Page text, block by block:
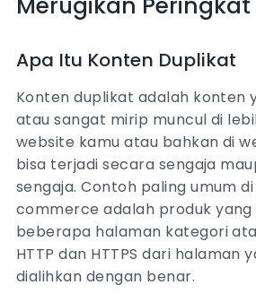
Apa Itu Konten Duplikat
Konten duplikat adalah konten
atau sangat mirip muncul di
website kamu atau bahkan di
bisa terjadi secara sengaja
sengaja. Contoh paling umum
commerce adalah produk yang
beberapa halaman kategori
HTTP dan HTTPS dari halaman
dialihkan dengan benar.